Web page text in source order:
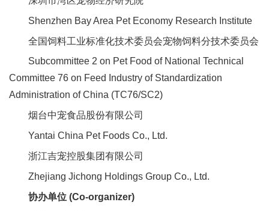
Shenzhen Bay Area Pet Economy Research Institute
全国饲料工业标准化技术委员会宠物饲料分技术委员会
Subcommittee 2 on Pet Food of National Technical
Committee 76 on Feed Industry of Standardization
Administration of China (TC76/SC2)
烟台中宠食品股份有限公司
Yantai China Pet Foods Co., Ltd.
浙江吉宠控股集团有限公司
Zhejiang Jichong Holdings Group Co., Ltd.
协办单位 (Co-organizer)